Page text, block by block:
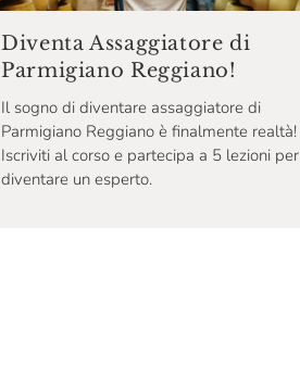
Diventa Assaggiatore di
Parmigiano Reggiano!
Il sogno di diventare assaggiatore di
Parmigiano Reggiano è finalmente realtà!
Iscriviti al corso e partecipa a 5 lezioni per
diventare un esperto.